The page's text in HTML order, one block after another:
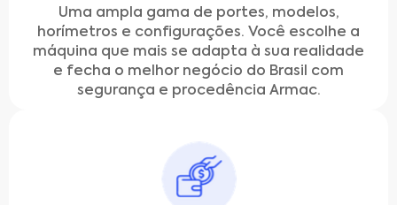
Uma ampla gama de portes, modelos,
horímetros e configurações. Você escolhe a
máquina que mais se adapta à sua realidade
e fecha o melhor negócio do Brasil com
segurança e procedência Armac.